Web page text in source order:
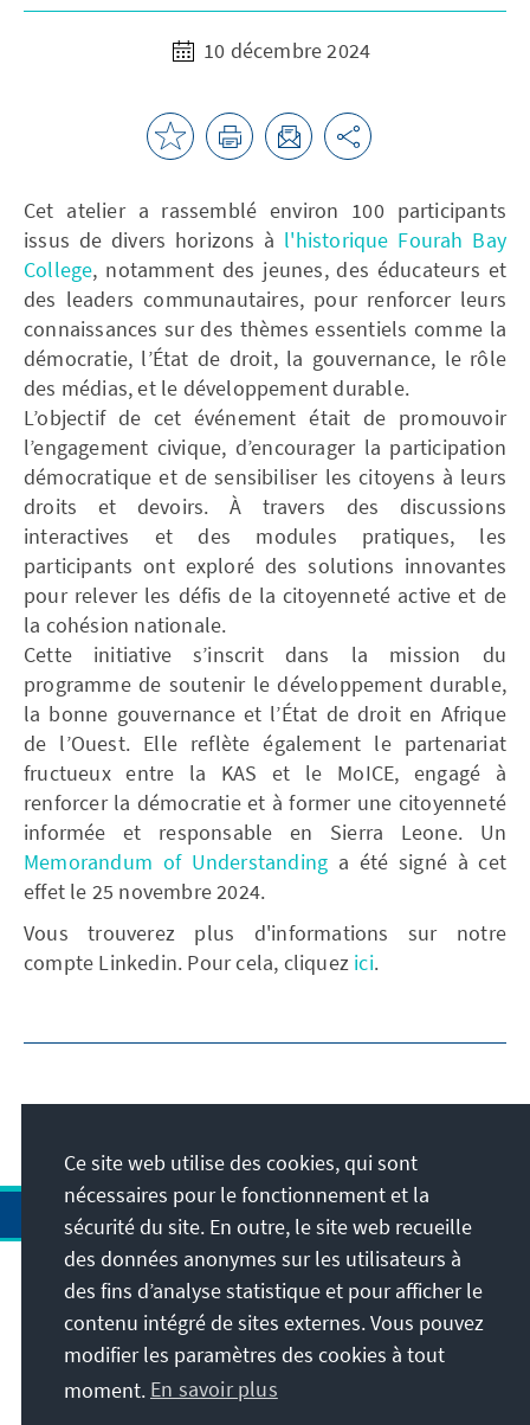
10 décembre 2024
Cet atelier a rassemblé environ 100 participants
issus de divers horizons à l'historique Fourah Bay
College, notamment des jeunes, des éducateurs et
des leaders communautaires, pour renforcer leurs
connaissances sur des thèmes essentiels comme la
démocratie, l’État de droit, la gouvernance, le rôle
des médias, et le développement durable.
L’objectif de cet événement était de promouvoir
l’engagement civique, d’encourager la participation
démocratique et de sensibiliser les citoyens à leurs
droits et devoirs. À travers des discussions
interactives et des modules pratiques, les
participants ont exploré des solutions innovantes
pour relever les défis de la citoyenneté active et de
la cohésion nationale.
Cette initiative s’inscrit dans la mission du
programme de soutenir le développement durable,
la bonne gouvernance et l’État de droit en Afrique
de l’Ouest. Elle reflète également le partenariat
fructueux entre la KAS et le MoICE, engagé à
renforcer la démocratie et à former une citoyenneté
informée et responsable en Sierra Leone. Un
Memorandum of Understanding a été signé à cet
effet le 25 novembre 2024.
Vous trouverez plus d'informations sur notre
compte Linkedin. Pour cela, cliquez ici.
Adresse
Contact
Ce site web utilise des cookies, qui sont
nécessaires pour le fonctionnement et la
sécurité du site. En outre, le site web recueille
des données anonymes sur les utilisateurs à
des fins d’analyse statistique et pour afficher le
contenu intégré de sites externes. Vous pouvez
modifier les paramètres des cookies à tout
moment. En savoir plus